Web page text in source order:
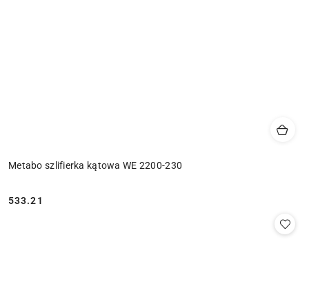
Metabo szlifierka kątowa WE 2200-230
Cena:
533.21